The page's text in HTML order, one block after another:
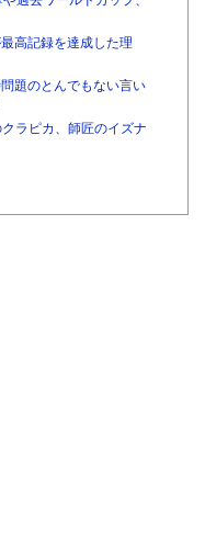
高記録を達成した理
題のとんでもない言い
ラピカ、師匠のイズナ